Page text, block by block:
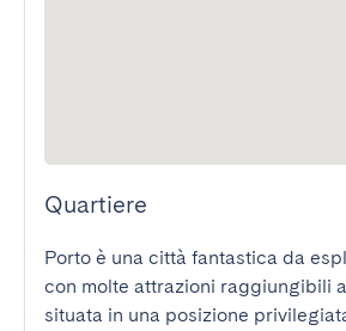
Quartiere
Porto è una città fantastica da
con molte attrazioni raggiungibili
situata in una posizione